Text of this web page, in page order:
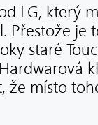
LG, který
Přestože je
staré
že místo